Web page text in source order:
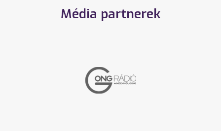
Média partnerek